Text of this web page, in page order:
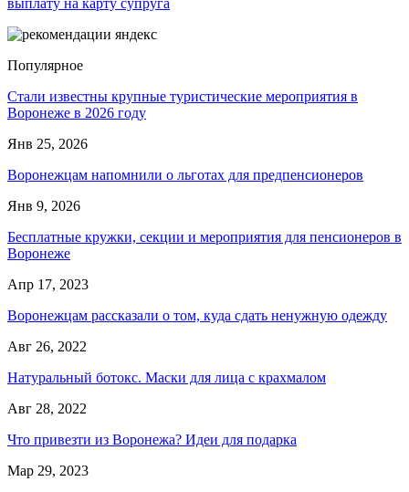
Популярное
Стали известны крупные туристические мероприятия в
Воронеже в 2026 году
Янв 25, 2026
Воронежцам напомнили о льготах для предпенсионеров
Янв 9, 2026
Бесплатные кружки, секции и мероприятия для пенсионеров в
Воронеже
Апр 17, 2023
Воронежцам рассказали о том, куда сдать ненужную одежду
Авг 26, 2022
Натуральный ботокс. Маски для лица с крахмалом
Авг 28, 2022
Что привезти из Воронежа? Идеи для подарка
Мар 29, 2023